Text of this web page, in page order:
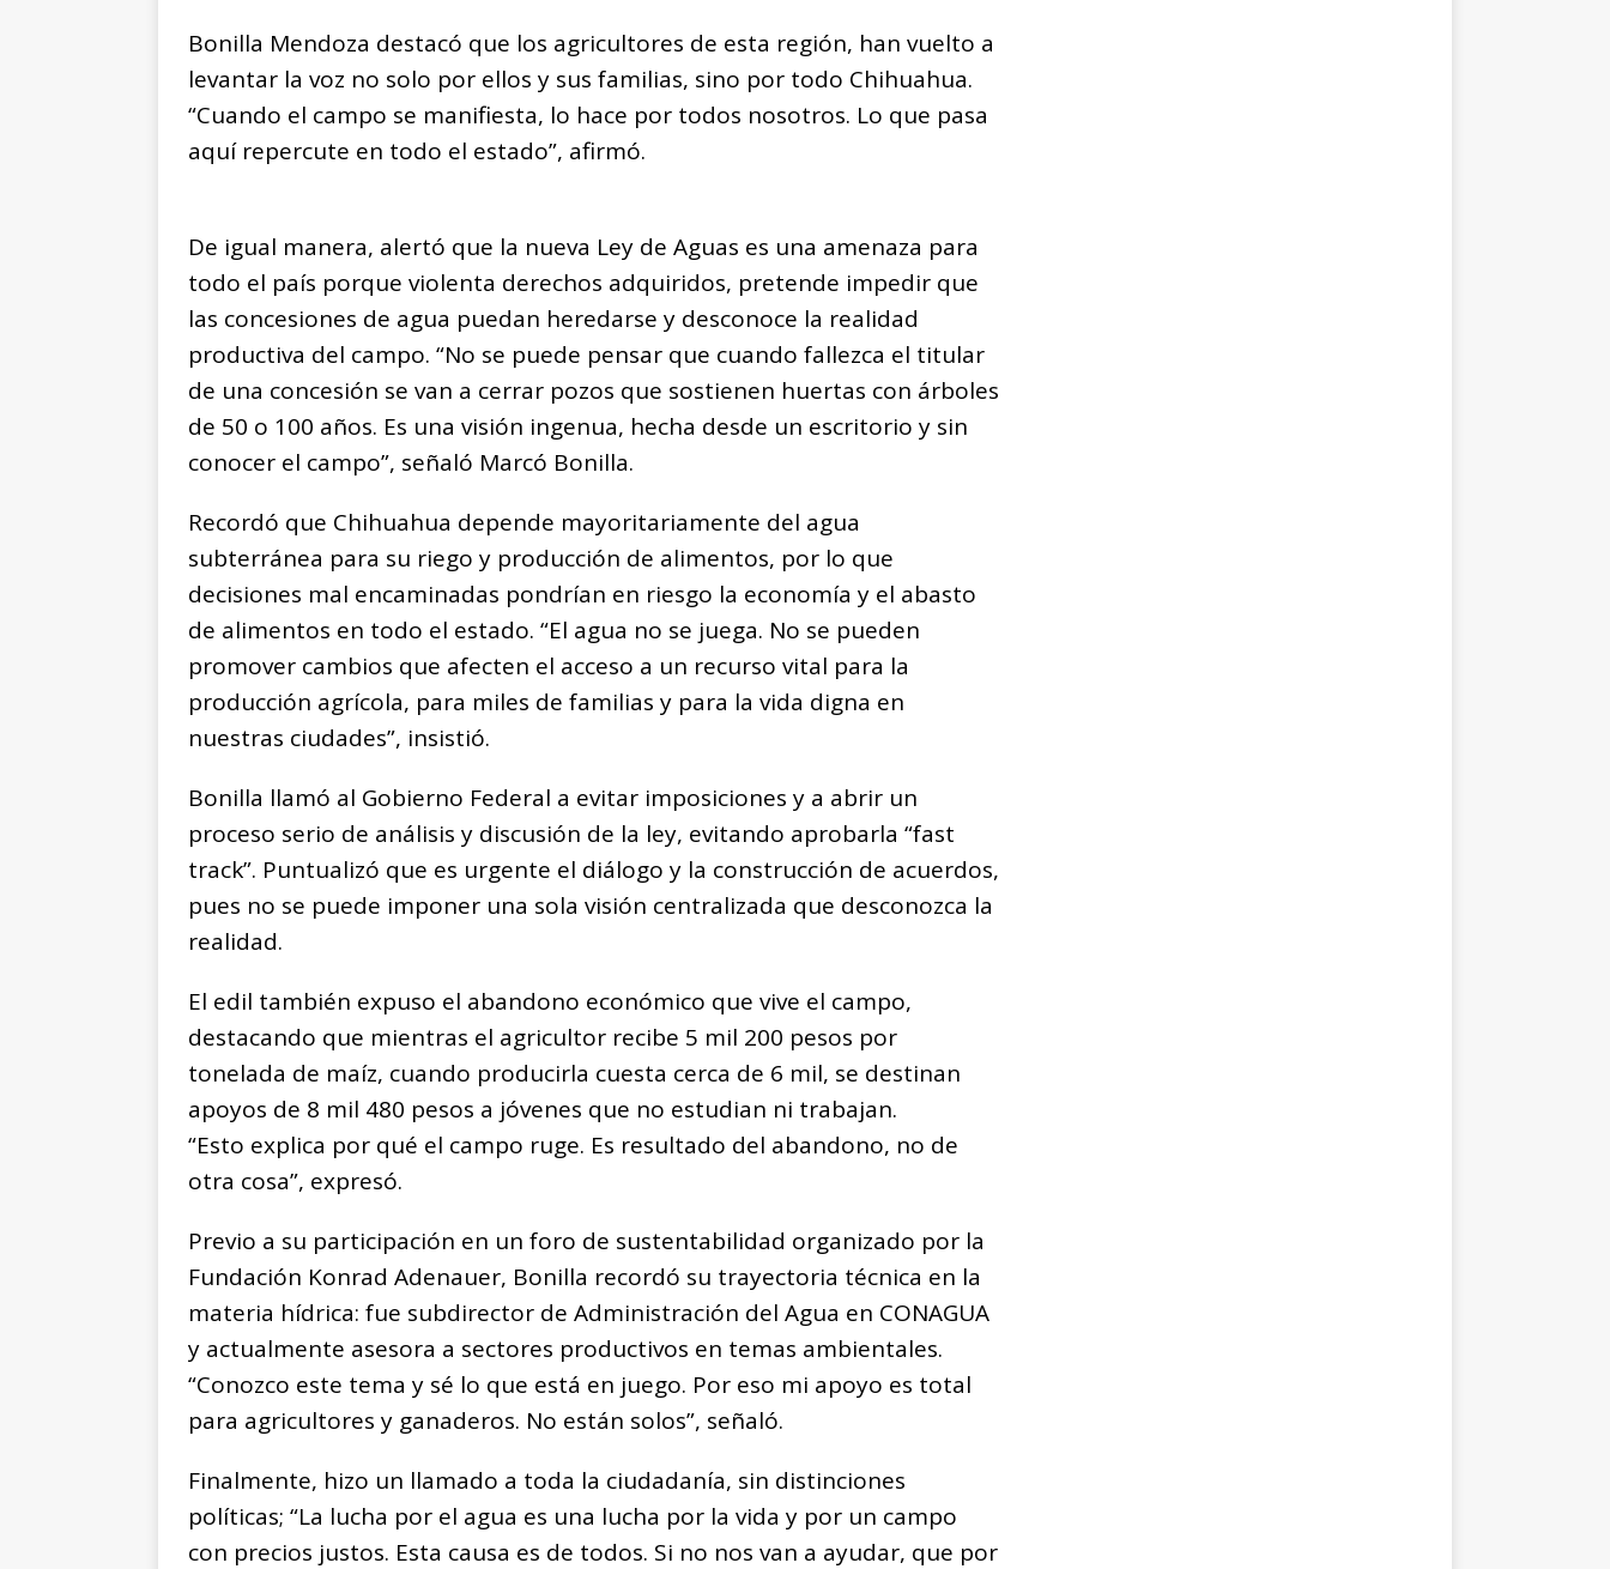
Bonilla Mendoza destacó que los agricultores de esta región, han vuelto a
levantar la voz no solo por ellos y sus familias, sino por todo Chihuahua.
“Cuando el campo se manifiesta, lo hace por todos nosotros. Lo que pasa
aquí repercute en todo el estado”, afirmó.
De igual manera, alertó que la nueva Ley de Aguas es una amenaza para
todo el país porque violenta derechos adquiridos, pretende impedir que
las concesiones de agua puedan heredarse y desconoce la realidad
productiva del campo. “No se puede pensar que cuando fallezca el titular
de una concesión se van a cerrar pozos que sostienen huertas con árboles
de 50 o 100 años. Es una visión ingenua, hecha desde un escritorio y sin
conocer el campo”, señaló Marcó Bonilla.
Recordó que Chihuahua depende mayoritariamente del agua
subterránea para su riego y producción de alimentos, por lo que
decisiones mal encaminadas pondrían en riesgo la economía y el abasto
de alimentos en todo el estado. “El agua no se juega. No se pueden
promover cambios que afecten el acceso a un recurso vital para la
producción agrícola, para miles de familias y para la vida digna en
nuestras ciudades”, insistió.
Bonilla llamó al Gobierno Federal a evitar imposiciones y a abrir un
proceso serio de análisis y discusión de la ley, evitando aprobarla “fast
track”. Puntualizó que es urgente el diálogo y la construcción de acuerdos,
pues no se puede imponer una sola visión centralizada que desconozca la
realidad.
El edil también expuso el abandono económico que vive el campo,
destacando que mientras el agricultor recibe 5 mil 200 pesos por
tonelada de maíz, cuando producirla cuesta cerca de 6 mil, se destinan
apoyos de 8 mil 480 pesos a jóvenes que no estudian ni trabajan.
“Esto explica por qué el campo ruge. Es resultado del abandono, no de
otra cosa”, expresó.
Previo a su participación en un foro de sustentabilidad organizado por la
Fundación Konrad Adenauer, Bonilla recordó su trayectoria técnica en la
materia hídrica: fue subdirector de Administración del Agua en CONAGUA
y actualmente asesora a sectores productivos en temas ambientales.
“Conozco este tema y sé lo que está en juego. Por eso mi apoyo es total
para agricultores y ganaderos. No están solos”, señaló.
Finalmente, hizo un llamado a toda la ciudadanía, sin distinciones
políticas; “La lucha por el agua es una lucha por la vida y por un campo
con precios justos. Esta causa es de todos. Si no nos van a ayudar, que por